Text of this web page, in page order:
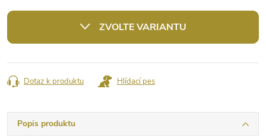
cena:
ZVOLTE VARIANTU
Dotaz k produktu Hlídací pes
Popis produktu